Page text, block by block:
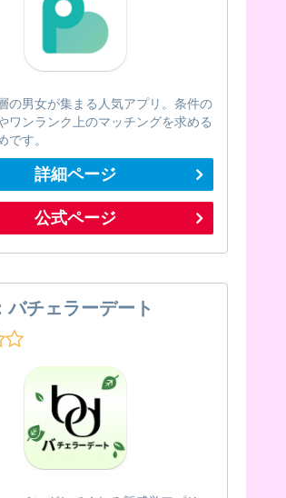
の男女が集まる人気アプリ。条件の
ワンランク上のマッチングを求める
です。
詳細ページ
公式ページ
バチェラーデート